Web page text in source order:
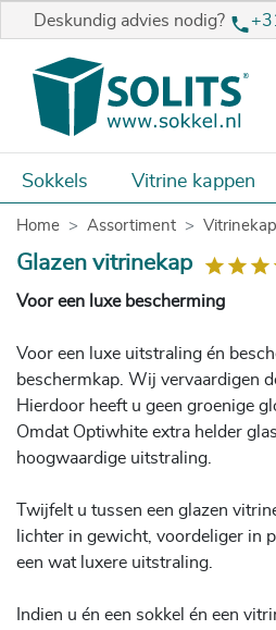
Deskundig advies nodig?
Sokkels Vitrine kappen
Home Assortiment
Glazen vitrinekap
Voor een luxe bescherming
Voor een luxe uitstraling én
beschermkap. Wij vervaardigen
Hierdoor heeft u geen groenige
Omdat Optiwhite extra helder
hoogwaardige uitstraling.
Twijfelt u tussen een glazen
lichter in gewicht, voordeliger in
een wat luxere uitstraling.
Indien u én een sokkel én een